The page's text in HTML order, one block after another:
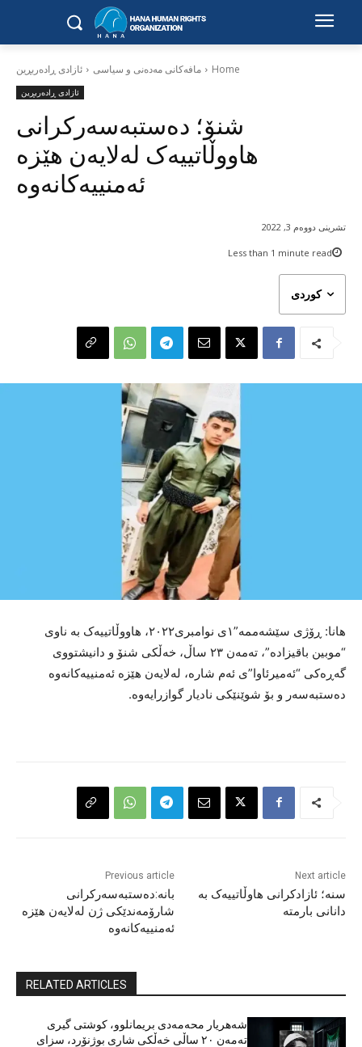
Home مافەکانی مەدەنی و سیاسی ئازادی ڕادەربڕین
ئازادی ڕادەربڕین
شنۆ؛ دەستبەسەرکرانی
هاووڵاتییەک لەلایەن هێزە
ئەمنییەکانەوە
تشرینی دووەم 3, 2022
Less than 1 minute read
کوردی
هانا: ڕۆژی سێشەممە”١ی نوامبری٢٠٢٢، هاووڵاتییەک بە ناوی
“موبین باقیزادە”، تەمەن ٢٣ ساڵ، خەڵکی شنۆ و دانیشتووی
گەڕەکی “ئەمیرئاوا”ی ئەم شارە، لەلایەن هێزە ئەمنییەکانەوە
دەستبەسەر و بۆ شوێنێکی نادیار گوازرایەوە.
Previous article
بانە:دەستبەسەرکرانی
شارۆمەندێکی ژن لەلایەن هێزە
ئەمنییەکانەوە
Next article
سنە؛ ئازادکرانی هاوڵاتییەک بە
دانانی بارمتە
RELATED ARTICLES
شەهریار محەمەدی بریمانلوو، کوشتی گیری
تەمەن ٢٠ ساڵی خەڵکی شاری بوژنۆرد، سزای